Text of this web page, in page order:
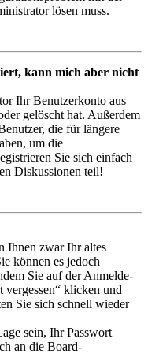
lösen muss.
kann mich aber nicht
Ihr Benutzerkonto aus
gelöscht hat. Außerdem
die für längere
um die
Sie sich einfach
Diskussionen teil!
Ihnen zwar Ihr altes
können es jedoch
Sie auf der Anmelde-
vergessen“ klicken und
Sie sich schnell wieder
sein, Ihr Passwort
an die Board-